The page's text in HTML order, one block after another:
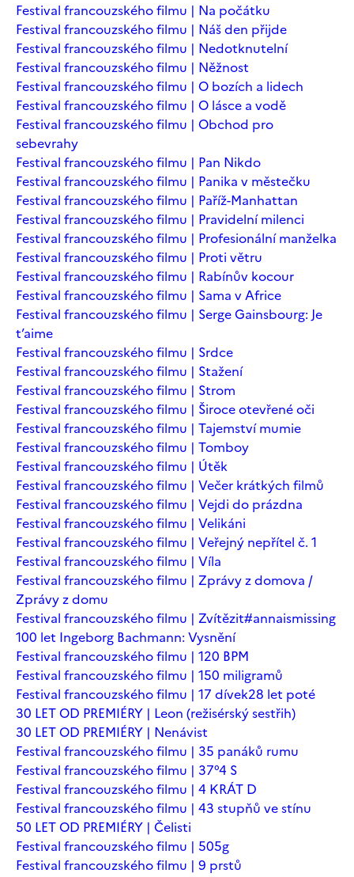
Festival francouzského filmu | Na počátku
Festival francouzského filmu | Náš den přijde
Festival francouzského filmu | Nedotknutelní
Festival francouzského filmu | Něžnost
Festival francouzského filmu | O bozích a lidech
Festival francouzského filmu | O lásce a vodě
Festival francouzského filmu | Obchod pro
sebevrahy
Festival francouzského filmu | Pan Nikdo
Festival francouzského filmu | Panika v městečku
Festival francouzského filmu | Paříž-Manhattan
Festival francouzského filmu | Pravidelní milenci
Festival francouzského filmu | Profesionální manželka
Festival francouzského filmu | Proti větru
Festival francouzského filmu | Rabínův kocour
Festival francouzského filmu | Sama v Africe
Festival francouzského filmu | Serge Gainsbourg: Je
t’aime
Festival francouzského filmu | Srdce
Festival francouzského filmu | Stažení
Festival francouzského filmu | Strom
Festival francouzského filmu | Široce otevřené oči
Festival francouzského filmu | Tajemství mumie
Festival francouzského filmu | Tomboy
Festival francouzského filmu | Útěk
Festival francouzského filmu | Večer krátkých filmů
Festival francouzského filmu | Vejdi do prázdna
Festival francouzského filmu | Velikáni
Festival francouzského filmu | Veřejný nepřítel č. 1
Festival francouzského filmu | Víla
Festival francouzského filmu | Zprávy z domova /
Zprávy z domu
Festival francouzského filmu | Zvítězit#annaismissing
100 let Ingeborg Bachmann: Vysnění
Festival francouzského filmu | 120 BPM
Festival francouzského filmu | 150 miligramů
Festival francouzského filmu | 17 dívek28 let poté
30 LET OD PREMIÉRY | Leon (režisérský sestřih)
30 LET OD PREMIÉRY | Nenávist
Festival francouzského filmu | 35 panáků rumu
Festival francouzského filmu | 37°4 S
Festival francouzského filmu | 4 KRÁT D
Festival francouzského filmu | 43 stupňů ve stínu
50 LET OD PREMIÉRY | Čelisti
Festival francouzského filmu | 505g
Festival francouzského filmu | 9 prstů